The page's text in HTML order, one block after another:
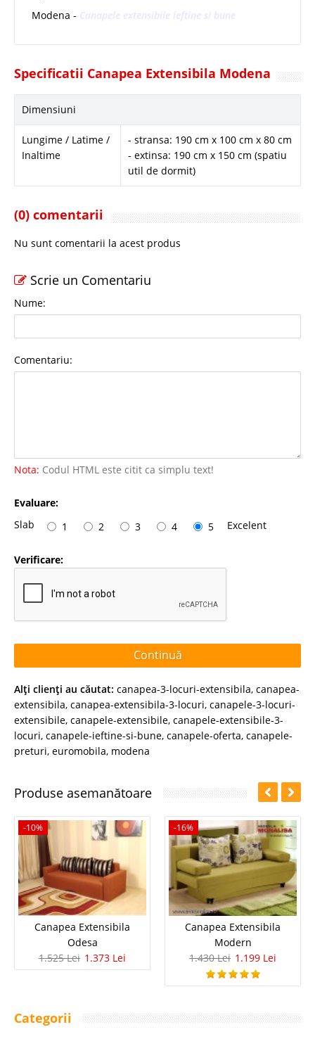
Modena - Canapele extensibile ieftine si bune
Specificatii Canapea Extensibila Modena
Dimensiuni
Lungime / Latime /
Inaltime
- stransa: 190 cm x 100 cm x 80 cm
- extinsa: 190 cm x 150 cm (spatiu
util de dormit)
(0) comentarii
Nu sunt comentarii la acest produs
Scrie un Comentariu
Nume:
Comentariu:
Nota: Codul HTML este citit ca simplu text!
Evaluare:
Slab
1 2 3 4 5 Excelent
Verificare:
Continuă
Alţi clienţi au căutat: canapea-3-locuri-extensibila, canapea-
extensibila, canapea-extensibila-3-locuri, canapele-3-locuri-
extensibile, canapele-extensibile, canapele-extensibile-3-
locuri, canapele-ieftine-si-bune, canapele-oferta, canapele-
preturi, euromobila, modena
Produse asemanătoare
-10%
Canapea Extensibila
Odesa
1.525 Lei 1.373 Lei
-16%
Canapea Extensibila
Modern
1.430 Lei 1.199 Lei
Categorii